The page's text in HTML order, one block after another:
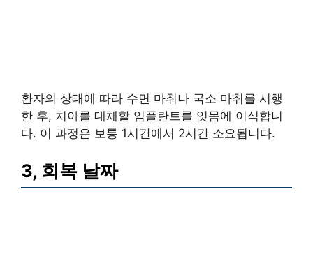
환자의 상태에 따라 수면 마취나 국소 마취를 시행
한 후, 치아를 대체할 임플란트를 잇몸에 이식합니
다. 이 과정은 보통 1시간에서 2시간 소요됩니다.
3, 회복 날짜